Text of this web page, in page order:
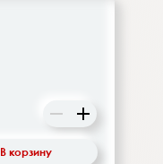
В корзину